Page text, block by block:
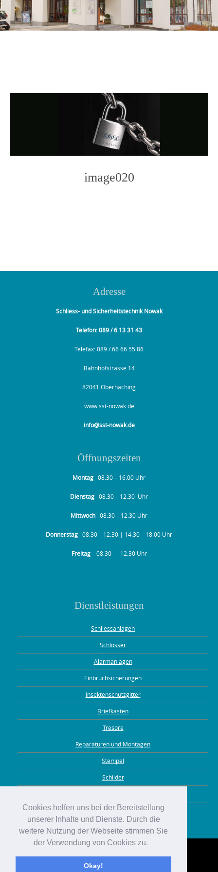
Cookies helfen uns bei der Bereitstellung
unserer Inhalte und Dienste. Durch die
weitere Nutzung der Webseite stimmen Sie
der Verwendung von Cookies zu.
Okay!
image020
Adresse
Schliess- und Sicherheitstechnik Nowak
Telefon: 089 / 6 13 31 43
Telefax: 089 / 66 66 55 86
Bahnhofstrasse 14
82041 Oberhaching
www.sst-nowak.de
info@sst-nowak.de
Öffnungszeiten
Montag 08.30 – 16.00 Uhr
Dienstag 08.30 – 12.30 Uhr
Mittwoch 08.30 – 12.30 Uhr
Donnerstag 08.30 – 12.30 | 14.30 – 18.00 Uhr
Freitag08.30 – 12.30 Uhr
Dienstleistungen
Schliessanlagen
Schlösser
Alarmanlagen
Einbruchsicherungen
Insektenschutzgitter
Briefkasten
Tresore
Reparaturen und Montagen
Stempel
Schilder